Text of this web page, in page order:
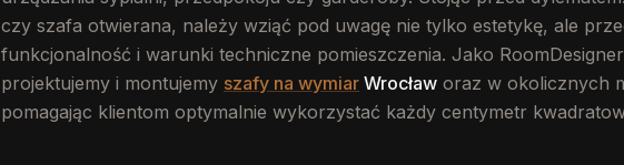
czy szafa otwierana, należy wziąć pod uwagę nie tylko estetykę, ale
funkcjonalność i warunki techniczne pomieszczenia. Jako
projektujemy i montujemy szafy na wymiar Wrocław oraz w okolicznych
pomagając klientom optymalnie wykorzystać każdy centymetr